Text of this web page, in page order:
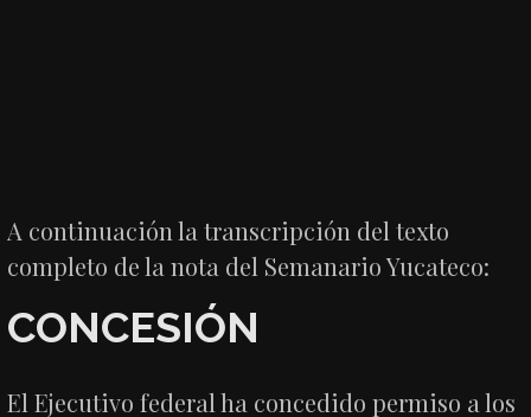
A continuación la transcripción del texto
completo de la nota del Semanario Yucateco:
CONCESIÓN
El Ejecutivo federal ha concedido permiso a los